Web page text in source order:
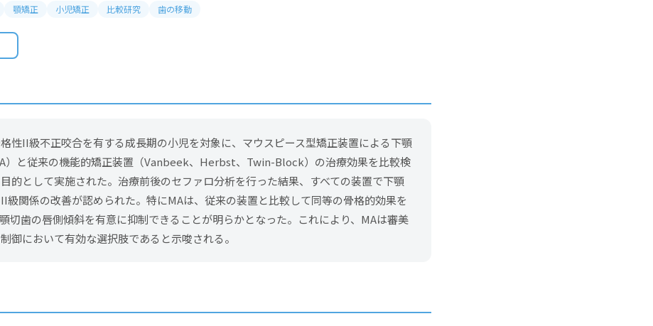
顎矯正 小児矯正 比較研究 歯の移動
性II級不正咬合を有する成長期の小児を対象に、マウスピース型矯正装置による下顎
）と従来の機能的矯正装置（Vanbeek、Herbst、Twin-Block）の治療効果を比較検
的として実施された。治療前後のセファロ分析を行った結果、すべての装置で下顎
級関係の改善が認められた。特にMAは、従来の装置と比較して同等の骨格的効果を
切歯の唇側傾斜を有意に抑制できることが明らかとなった。これにより、MAは審美
御において有効な選択肢であると示唆される。